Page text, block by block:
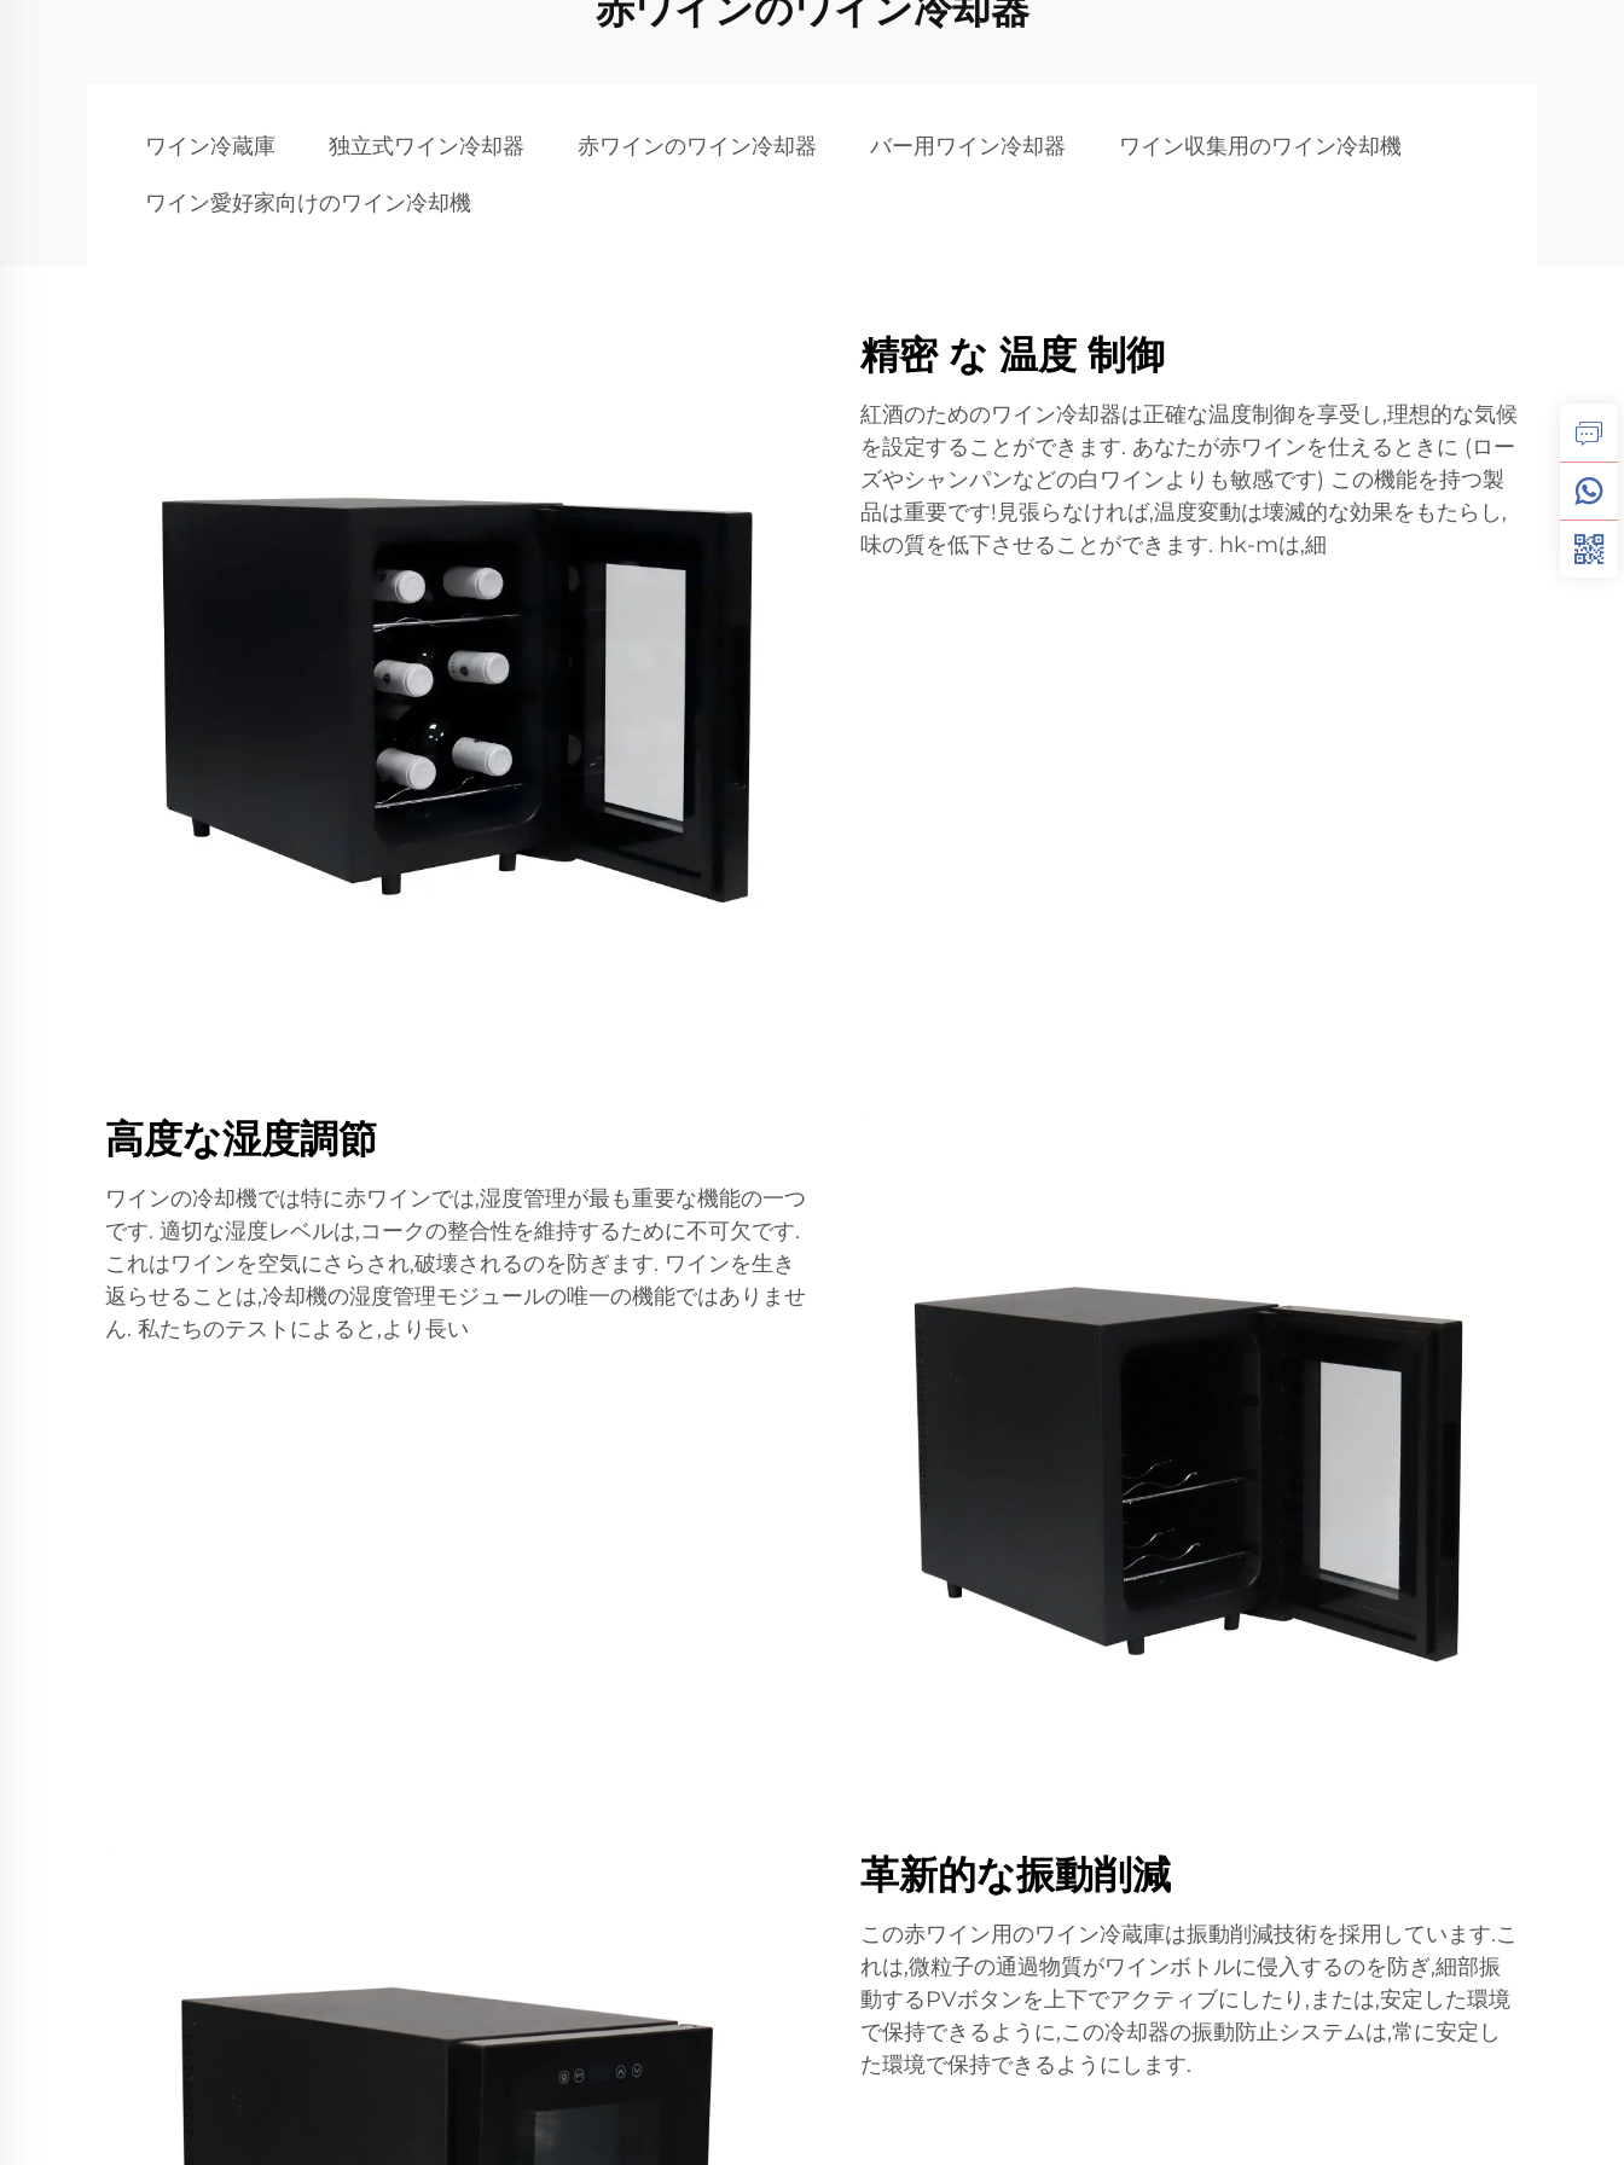
ワイン冷蔵庫 独立式ワイン冷却器 赤ワインのワイン冷却器 バー用ワイン冷却器 ワイン収集用のワイン冷却機
ワイン愛好家向けのワイン冷却機
精密 な 温度 制御
紅酒のためのワイン冷却器は正確な温度制御を享受し,理想的な気候
を設定することができます. あなたが赤ワインを仕えるときに (ロー
ズやシャンパンなどの白ワインよりも敏感です) この機能を持つ製
品は重要です!見張らなければ,温度変動は壊滅的な効果をもたらし,
味の質を低下させることができます. hk-mは,細
高度な湿度調節
ワインの冷却機では特に赤ワインでは,湿度管理が最も重要な機能の一つ
です. 適切な湿度レベルは,コークの整合性を維持するために不可欠です.
これはワインを空気にさらされ,破壊されるのを防ぎます. ワインを生き
返らせることは,冷却機の湿度管理モジュールの唯一の機能ではありませ
ん. 私たちのテストによると,より長い
革新的な振動削減
この赤ワイン用のワイン冷蔵庫は振動削減技術を採用しています.こ
れは,微粒子の通過物質がワインボトルに侵入するのを防ぎ,細部振
動するPVボタンを上下でアクティブにしたり,または,安定した環境
で保持できるように,この冷却器の振動防止システムは,常に安定し
た環境で保持できるようにします.